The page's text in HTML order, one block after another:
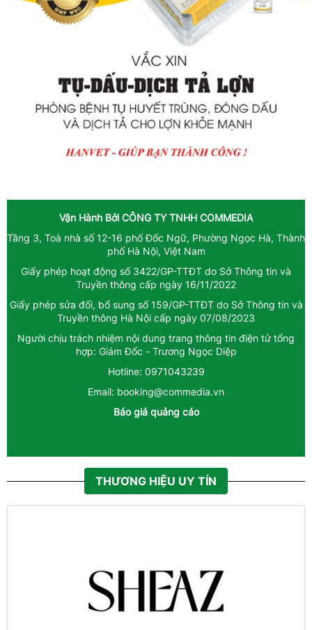
Vận Hành Bởi CÔNG TY TNHH COMMEDIA
Tầng 3, Toà nhà số 12-16 phố Đốc Ngữ, Phường Ngọc Hà, Thành
phố Hà Nội, Việt Nam
Giấy phép hoạt động số 3422/GP-TTĐT do Sở Thông tin và
Truyền thông cấp ngày 16/11/2022
Giấy phép sửa đổi, bổ sung số 159/GP-TTĐT do Sở Thông tin và
Truyền thông Hà Nội cấp ngày 07/08/2023
Người chịu trách nhiệm nội dung trang thông tin điện tử tổng
hợp: Giám Đốc - Trương Ngọc Diệp
Hotline: 0971043239
Email: booking@commedia.vn
Báo giá quảng cáo
THƯƠNG HIỆU UY TÍN